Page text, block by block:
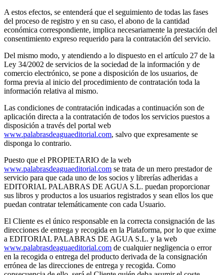
A estos efectos, se entenderá que el seguimiento de todas las fases
del proceso de registro y en su caso, el abono de la cantidad
económica correspondiente, implica necesariamente la prestación del
consentimiento expreso requerido para la contratación del servicio.
Del mismo modo, y atendiendo a lo dispuesto en el artículo 27 de la
Ley 34/2002 de servicios de la sociedad de la información y de
comercio electrónico, se pone a disposición de los usuarios, de
forma previa al inicio del procedimiento de contratación toda la
información relativa al mismo.
Las condiciones de contratación indicadas a continuación son de
aplicación directa a la contratación de todos los servicios puestos a
disposición a través del portal web
www.palabrasdeaguaeditorial.com, salvo que expresamente se
disponga lo contrario.
Puesto que el PROPIETARIO de la web
www.palabrasdeaguaeditorial.com se trata de un mero prestador de
servicio para que cada uno de los socios y librerías adheridas a
EDITORIAL PALABRAS DE AGUA S.L. puedan proporcionar
sus libros y productos a los usuarios registrados y sean ellos los que
puedan contratar telemáticamente con cada Usuario.
El Cliente es el único responsable en la correcta consignación de las
direcciones de entrega y recogida en la Plataforma, por lo que exime
a EDITORIAL PALABRAS DE AGUA S.L. y la web
www.palabrasdeaguaeditorial.com de cualquier negligencia o error
en la recogida o entrega del producto derivada de la consignación
errónea de las direcciones de entrega y recogida. Como